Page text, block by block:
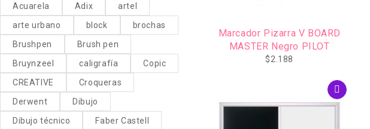
Acuarela Adix
artel
arte urbano
block
brochas
Brushpen
Brush pen
Bruynzeel
caligrafía
Copic
CREATIVE
Croqueras
Derwent
Dibujo
Dibujo técnico
Faber Castell
Marcador Pizarra V BOARD
MASTER Negro PILOT
$2.188